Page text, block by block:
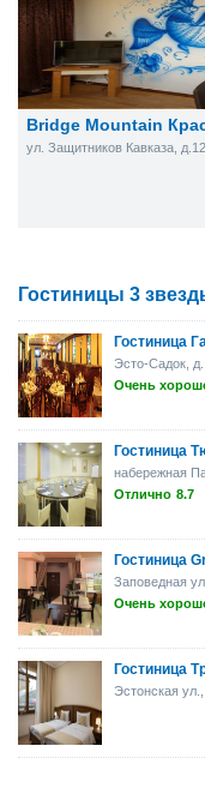
Bridge Mountain
ул. Защитников Кавказа,
Гостиницы 3
Гостиница
Эсто-Садок,
Очень
Гостиница
набережная
Отлично 8.7
Гостиница
Заповедная
Очень
Гостиница
Эстонская